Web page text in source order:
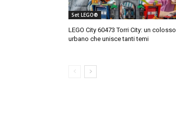
Set LEGO®
LEGO City 60473 Torri City: un colosso
urbano che unisce tanti temi